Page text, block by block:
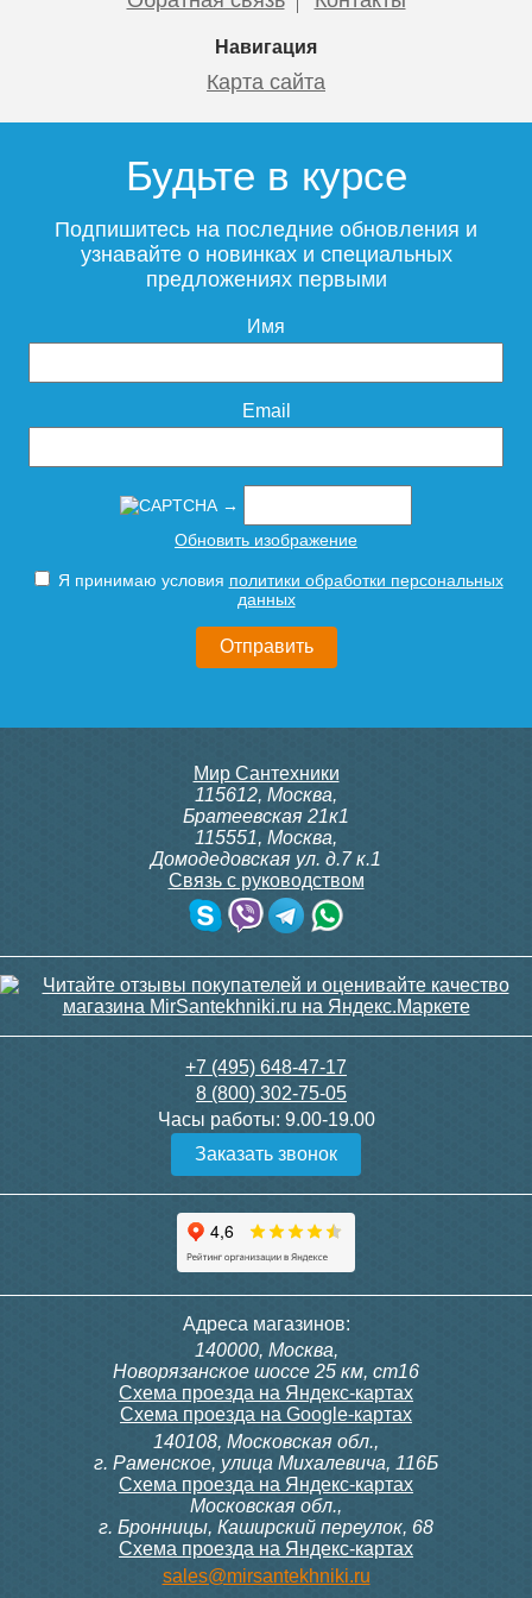
Навигация
Карта сайта
Будьте в курсе
Подпишитесь на последние обновления и
узнавайте о новинках и специальных
предложениях первыми
Имя
Email
→
Обновить изображение
Я принимаю условия политики обработки персональных
данных
Мир Сантехники
115612, Москва,
Братеевская 21к1
115551, Москва,
Домодедовская ул. д.7 к.1
Связь с руководством
+7 (495) 648-47-17
8 (800) 302-75-05
Часы работы: 9.00-19.00
Заказать звонок
Адреса магазинов:
140000, Москва,
Новорязанское шоссе 25 км, ст16
Схема проезда на Яндекс-картах
Схема проезда на Google-картах
140108, Московская обл.,
г. Раменское, улица Михалевича, 116Б
Схема проезда на Яндекс-картах
Московская обл.,
г. Бронницы, Каширский переулок, 68
Схема проезда на Яндекс-картах
sales@mirsantekhniki.ru